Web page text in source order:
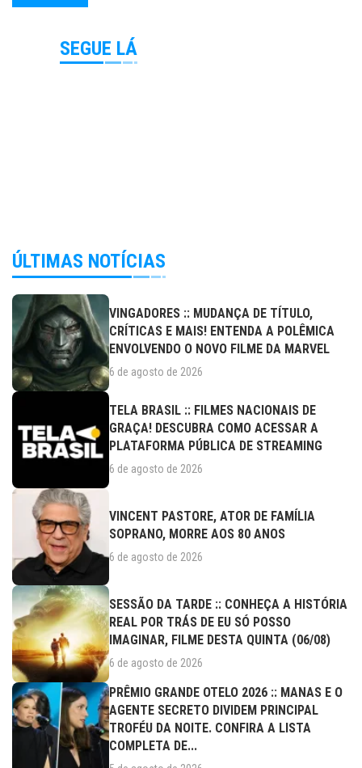
SEGUE LÁ
ÚLTIMAS NOTÍCIAS
VINGADORES :: MUDANÇA DE TÍTULO,
CRÍTICAS E MAIS! ENTENDA A POLÊMICA
ENVOLVENDO O NOVO FILME DA MARVEL
6 de agosto de 2026
TELA BRASIL :: FILMES NACIONAIS DE
GRAÇA! DESCUBRA COMO ACESSAR A
PLATAFORMA PÚBLICA DE STREAMING
6 de agosto de 2026
VINCENT PASTORE, ATOR DE FAMÍLIA
SOPRANO, MORRE AOS 80 ANOS
6 de agosto de 2026
SESSÃO DA TARDE :: CONHEÇA A HISTÓRIA
REAL POR TRÁS DE EU SÓ POSSO
IMAGINAR, FILME DESTA QUINTA (06/08)
6 de agosto de 2026
PRÊMIO GRANDE OTELO 2026 :: MANAS E O
AGENTE SECRETO DIVIDEM PRINCIPAL
TROFÉU DA NOITE. CONFIRA A LISTA
COMPLETA DE...